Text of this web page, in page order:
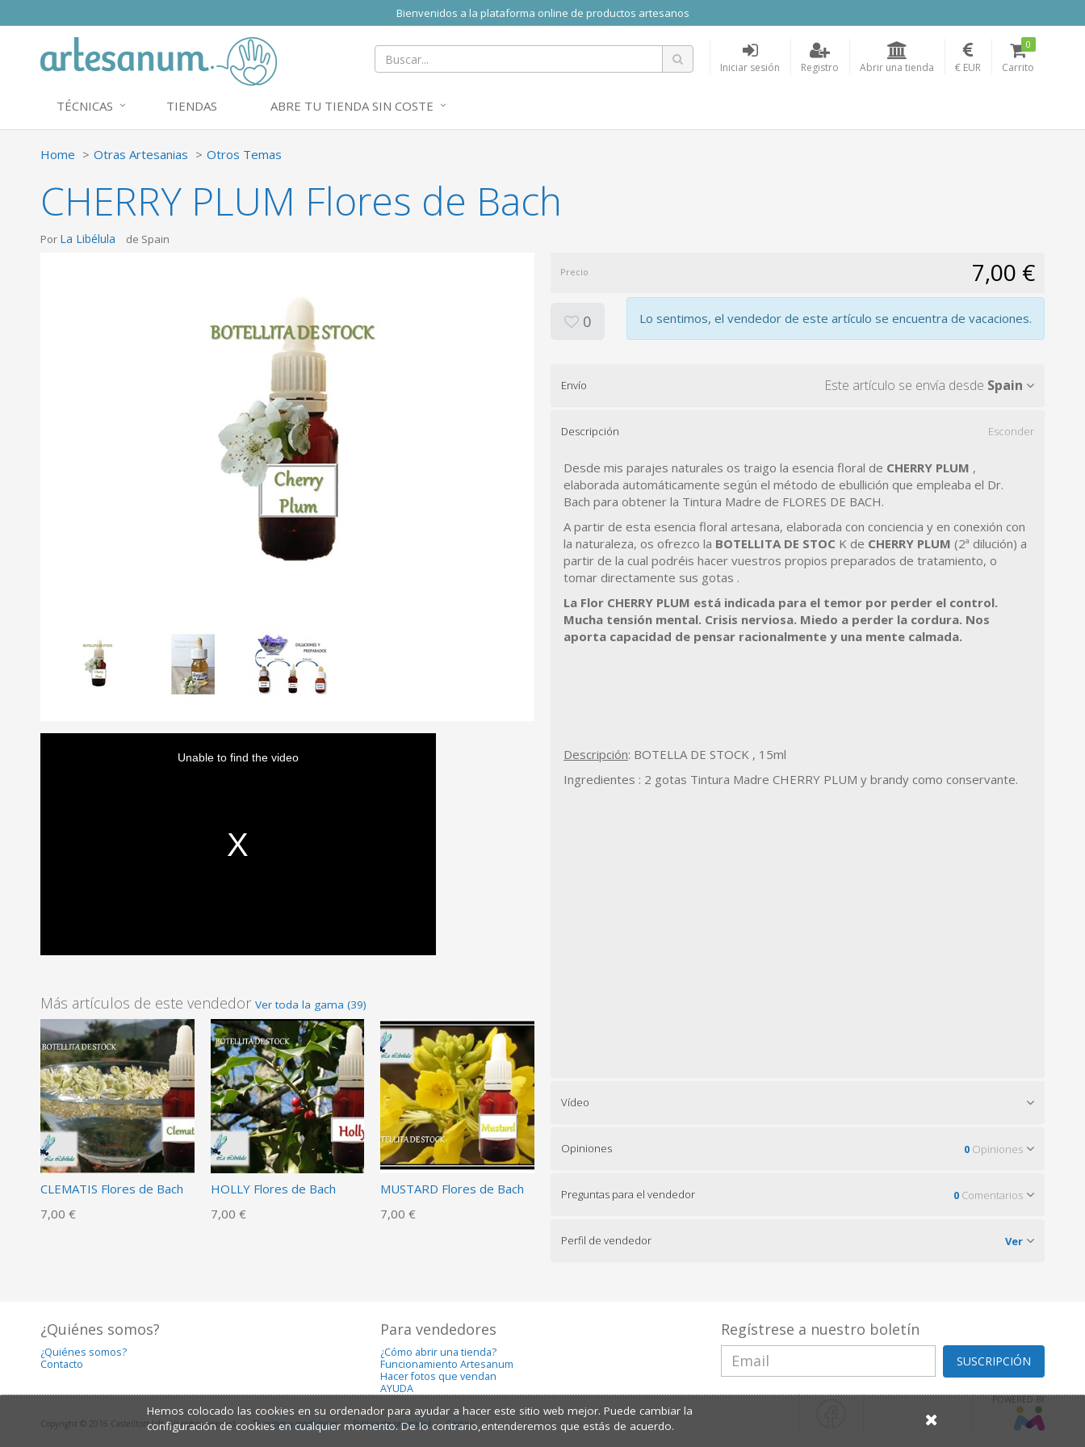
Bienvenidos a la plataforma online de productos artesanos
Iniciar sesión Registro Abrir una tienda € EUR Carrito
0
TÉCNICAS TIENDAS ABRE TU TIENDA SIN COSTE
Home Otras Artesanias Otros Temas
CHERRY PLUM Flores de Bach
Por La Libélula de Spain
Unable to find the video
Más artículos de este vendedor Ver toda la gama (39)
CLEMATIS Flores de Bach
7,00 €
HOLLY Flores de Bach
7,00 €
MUSTARD Flores de Bach
7,00 €
Precio 7,00 €
0 Lo sentimos, el vendedor de este artículo se encuentra de vacaciones.
Envío Este artículo se envía desde Spain
Descripción Esconder
Desde mis parajes naturales os traigo la esencia floral de CHERRY PLUM ,
elaborada automáticamente según el método de ebullición que empleaba el Dr.
Bach para obtener la Tintura Madre de FLORES DE BACH.
A partir de esta esencia floral artesana, elaborada con conciencia y en conexión con
la naturaleza, os ofrezco la BOTELLITA DE STOC K de CHERRY PLUM (2ª dilución) a
partir de la cual podréis hacer vuestros propios preparados de tratamiento, o
tomar directamente sus gotas .
La Flor CHERRY PLUM está indicada para el temor por perder el control.
Mucha tensión mental. Crisis nerviosa. Miedo a perder la cordura. Nos
aporta capacidad de pensar racionalmente y una mente calmada.
Descripción: BOTELLA DE STOCK , 15ml
Ingredientes : 2 gotas Tintura Madre CHERRY PLUM y brandy como conservante.
Vídeo
Opiniones 0 Opiniones
Preguntas para el vendedor 0 Comentarios
Perfil de vendedor Ver
¿Quiénes somos?
¿Quiénes somos?
Contacto
Para vendedores
¿Cómo abrir una tienda?
Funcionamiento Artesanum
Hacer fotos que vendan
AYUDA
Regístrese a nuestro boletín
SUSCRIPCIÓN
Copyright © 2016 Castelltort Ldt. All rights reserved. Términos y condiciones Política de privacidad Cookies
POWERED BY
Hemos colocado las cookies en su ordenador para ayudar a hacer este sitio web mejor. Puede cambiar la
configuración de cookies en cualquier momento. De lo contrario,entenderemos que estás de acuerdo.